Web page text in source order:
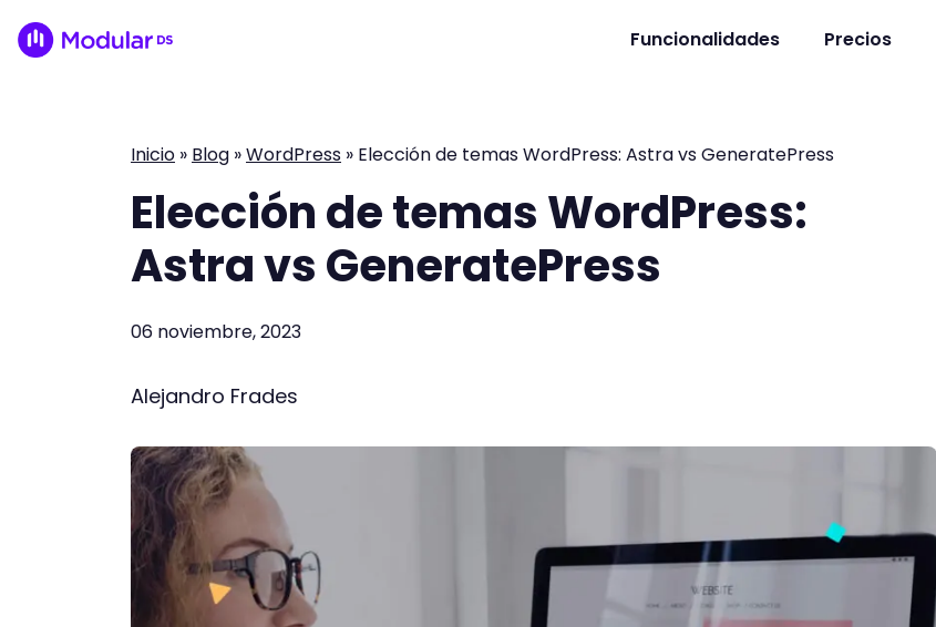
Funcionalidades Precios
Inicio » Blog »WordPress » Elección de temas WordPress: Astra vs GeneratePress
Elección de temas WordPress:
Astra vs GeneratePress
06 noviembre, 2023
Alejandro Frades